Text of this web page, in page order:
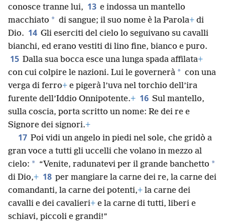
conosce tranne lui, 13 e indossa un mantello
macchiato * di sangue; il suo nome è la Parola+ di
Dio. 14 Gli eserciti del cielo lo seguivano su cavalli
bianchi, ed erano vestiti di lino fine, bianco e puro.
15 Dalla sua bocca esce una lunga spada affilata+
con cui colpire le nazioni. Lui le governerà * con una
verga di ferro+ e pigerà l’uva nel torchio dell’ira
furente dell’Iddio Onnipotente.+ 16 Sul mantello,
sulla coscia, porta scritto un nome: Re dei re e
Signore dei signori.+
17 Poi vidi un angelo in piedi nel sole, che gridò a
gran voce a tutti gli uccelli che volano in mezzo al
cielo: * “Venite, radunatevi per il grande banchetto *
di Dio,+ 18 per mangiare la carne dei re, la carne dei
comandanti, la carne dei potenti,+ la carne dei
cavalli e dei cavalieri+ e la carne di tutti, liberi e
schiavi, piccoli e grandi!”